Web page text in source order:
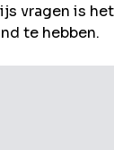
vragen is
te hebben.